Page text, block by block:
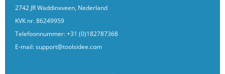
2742 JR Waddinxveen, Nederland
KVK nr. 86249959
Telefoonnummer:+31 (0)182787368
E-mail:support@toolsidee.com